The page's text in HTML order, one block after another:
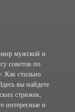
мир мужской и
советов по
Как стильно
вы найдете
стрижек,
интересные и